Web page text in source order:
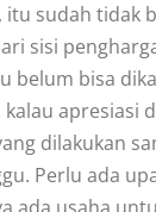
sudah tidak
sisi
bisa
apresiasi
dilakukan
Perlu ada